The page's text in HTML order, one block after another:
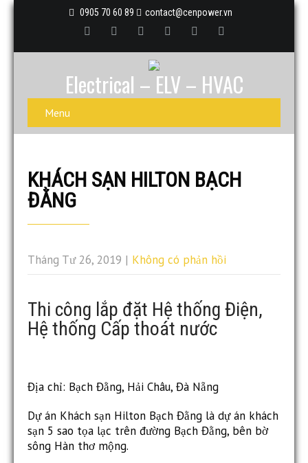
0905 70 60 89 contact@cenpower.vn
Electrical – ELV – HVAC
Menu
KHÁCH SẠN HILTON BẠCH
ĐẰNG
Tháng Tư 26, 2019 | Không có phản hồi
Thi công lắp đặt Hệ thống Điện,
Hệ thống Cấp thoát nước
Địa chỉ: Bạch Đằng, Hải Châu, Đà Nẵng
Dự án Khách sạn Hilton Bạch Đằng là dự án khách
sạn 5 sao tọa lạc trên đường Bạch Đằng, bên bờ
sông Hàn thơ mộng.